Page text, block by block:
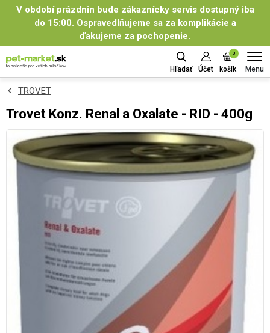
V období prázdnin bude zákaznícky servis dostupný iba
do 15:00. Ospravedlňujeme sa za komplikácie a
ďakujeme za pochopenie.
Hľadať Účet
0
košík Menu
TROVET
Trovet Konz. Renal a Oxalate - RID - 400g